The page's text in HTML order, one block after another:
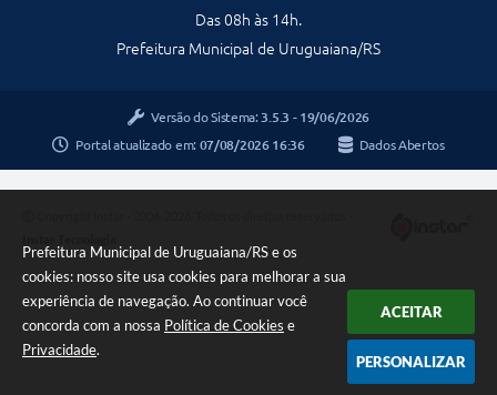
Prefeitura Municipal de Uruguaiana/RS e os
cookies: nosso site usa cookies para melhorar a sua
experiência de navegação. Ao continuar você
concorda com a nossa Política de Cookies e
Privacidade.
ACEITAR
PERSONALIZAR
Das 08h às 14h.
Prefeitura Municipal de Uruguaiana/RS
Versão do Sistema: 3.5.3 - 19/06/2026
Portal atualizado em: 07/08/2026 16:36 Dados Abertos